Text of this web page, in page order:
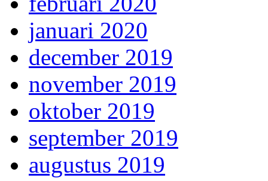
januari 2020
december 2019
november 2019
oktober 2019
september 2019
augustus 2019